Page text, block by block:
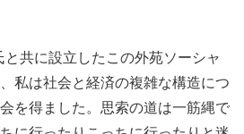
共に設立したこの外苑ソーシャ
私は社会と経済の複雑な構造につ
を得ました。思索の道は一筋縄で